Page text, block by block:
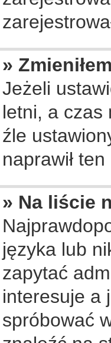
»
Jeżeli
letni, a czas
źle
naprawił
» Na liście
języka lub
zapytać
interesuje a
spróbować